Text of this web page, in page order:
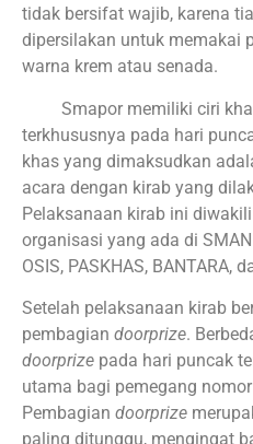
tidak bersifat wajib, karena
dipersilakan untuk memakai
warna krem atau senada.
Smapor memiliki ciri
terkhususnya pada hari
khas yang dimaksudkan
acara dengan kirab yang
Pelaksanaan kirab ini
organisasi yang ada di
OSIS, PASKHAS, BANTARA,
Setelah pelaksanaan kirab
pembagian doorprize.
doorprize pada hari puncak
utama bagi pemegang
Pembagian doorprize
paling ditunggu, mengingat